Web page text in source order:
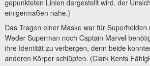
gepunkteten Linien dargestellt wird, der
einigermaßen nahe.)
Das Tragen einer Maske war für Superhelden
Weder Superman noch Captain Marvel
ihre Identität zu verbergen, denn beide
anderen Körper schlüpfen. (Clark Kents